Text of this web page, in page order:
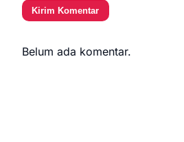
Kirim Komentar
Belum ada komentar.